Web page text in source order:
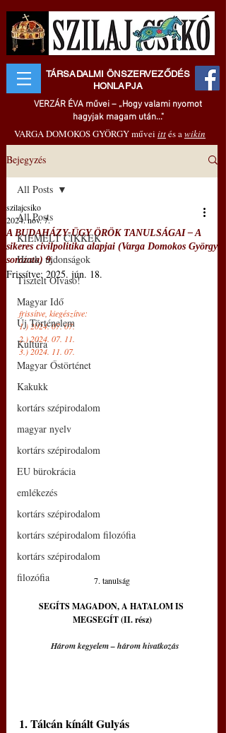
TÁRSADALMI ÖNSZERVEZŐDÉS
HONLAPJA
VERZÁR ÉVA művei – „Hogy valami nyomot
hagyjak magam után..."
VARGA DOMOKOS GYÖRGY művei ittés awikin
Bejegyzés
All Posts
KIEMELT CIKKEK
Hírek, újdonságok
Tisztelt Olvasó!
Magyar Idő
Új Történelem
Kultúra
Magyar Őstörténet
Kakukk
kortárs szépirodalom
magyar nyelv
kortárs szépirodalom
EU bürokrácia
emlékezés
kortárs szépirodalom
kortárs szépirodalom filozófia
kortárs szépirodalom
filozófia
All Posts
A BUDAHÁZY-ÜGY ÖRÖK TANULSÁGAI – A
sikeres civilpolitika alapjai (Varga Domokos György
sorozata) 9.
szilajcsiko
2024. nov. 7.
Frissítve: 2025. jún. 18.
frissítve, kiegészítve:
1.) 2024. 07. 07.
2.) 2024. 07. 11.
3.) 2024. 11. 07.
7. tanulság
SEGÍTS MAGADON, A HATALOM IS
MEGSEGÍT (II. rész)
Három kegyelem – három hivatkozás
1. Tálcán kínált Gulyás